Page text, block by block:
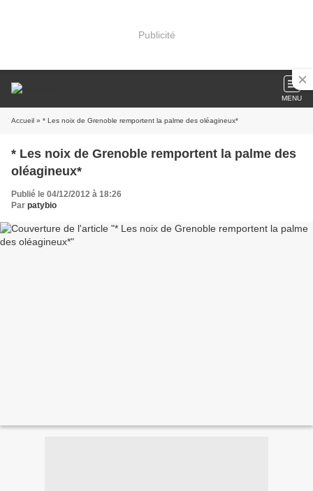
Publicité
MENU
Accueil » * Les noix de Grenoble remportent la palme des oléagineux*
* Les noix de Grenoble remportent la palme des
oléagineux*
Publié le 04/12/2012 à 18:26
Par patybio